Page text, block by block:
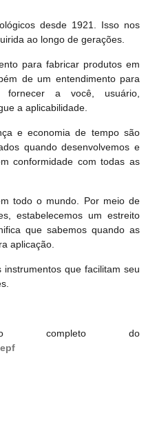
desde 1921. Isso nos
ao longo de gerações.
para fabricar produtos em
de um entendimento para
fornecer a você, usuário,
a aplicabilidade.
e economia de tempo são
quando desenvolvemos e
conformidade com todas as
todo o mundo. Por meio de
estabelecemos um estreito
que sabemos quando as
aplicação.
que facilitam seu
completo do